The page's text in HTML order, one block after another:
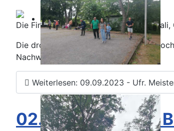
Die Finalisten Pascal Tran, Ramazan
Die drohende Wachablösung gerade
Nachwuchs aus den eigenen Reihen.
Weiterlesen: 09.09.2023 - Ufr.
02./03.09.2023 -